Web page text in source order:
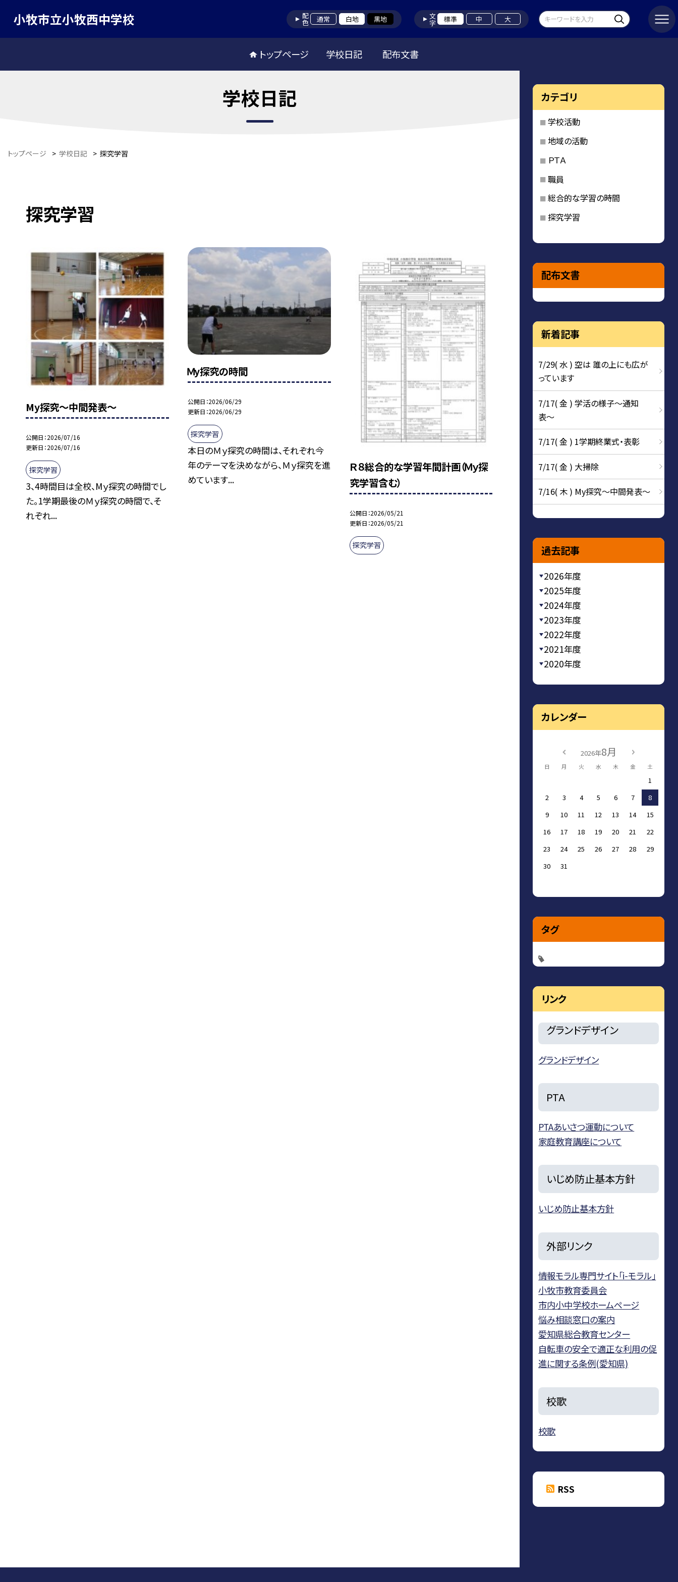
小牧市立小牧西中学校 配色 通常 白地 黒地 文字 標準 中 大
トップページ 学校日記 配布文書
学校日記
トップページ > 学校日記 > 探究学習
探究学習
My探究～中間発表～
公開日 2026/07/16
更新日 2026/07/16
探究学習
3、4時間目は全校、Mｙ探究の時間でし
た。1学期最後のＭｙ探究の時間で、そ
れぞれ...
Ｍy探究の時間
公開日 2026/06/29
更新日 2026/06/29
探究学習
本日のＭｙ探究の時間は、それぞれ今
年のテーマを決めながら、Ｍｙ探究を進
めています...
Ｒ８総合的な学習年間計画（Ｍｙ探
究学習含む）
公開日 2026/05/21
更新日 2026/05/21
探究学習
カテゴリ
学校活動
地域の活動
ＰＴＡ
職員
総合的な学習の時間
探究学習
配布文書
新着記事
7/29( 水 ) 空は 誰の上にも広が
っています
7/17( 金 ) 学活の様子〜通知
表〜
7/17( 金 ) 1学期終業式・表彰
7/17( 金 ) 大掃除
7/16( 木 ) My探究～中間発表～
過去記事
2026年度
2025年度
2024年度
2023年度
2022年度
2021年度
2020年度
カレンダー
2026年8月
日 月 火 水 木 金 土
1
2
3 4 5 6 7
8
9
10 11 12 13 14
15
16
17 18 19 20 21
22
23
24 25 26 27 28
29
30
31
タグ
リンク
グランドデザイン
グランドデザイン
PTA
PTAあいさつ運動について
家庭教育講座について
いじめ防止基本方針
いじめ防止基本方針
外部リンク
情報モラル専門サイト「i-モラル」
小牧市教育委員会
市内小中学校ホームページ
悩み相談窓口の案内
愛知県総合教育センター
自転車の安全で適正な利用の促
進に関する条例(愛知県)
校歌
校歌
RSS